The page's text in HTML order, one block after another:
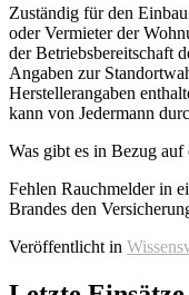
Zuständig für den
oder Vermieter der
der Betriebsbereitschaft
Angaben zur
Herstellerangaben
kann von Jedermann
Was gibt es in Bezug auf
Fehlen Rauchmelder in
Brandes den
Veröffentlicht in